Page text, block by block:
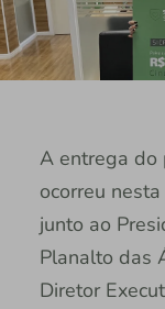
A entrega do
ocorreu
junto ao
Planalto das
Diretor